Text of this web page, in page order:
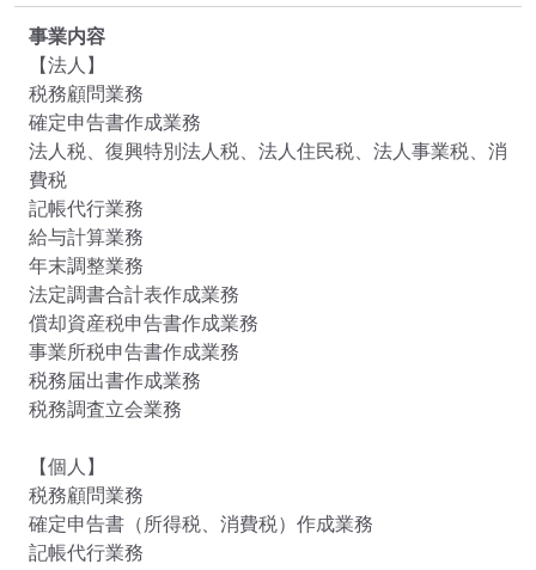
事業内容
【法人】
税務顧問業務
確定申告書作成業務
法人税、復興特別法人税、法人住民税、法人事業税、消
費税
記帳代行業務
給与計算業務
年末調整業務
法定調書合計表作成業務
償却資産税申告書作成業務
事業所税申告書作成業務
税務届出書作成業務
税務調査立会業務
【個人】
税務顧問業務
確定申告書（所得税、消費税）作成業務
記帳代行業務